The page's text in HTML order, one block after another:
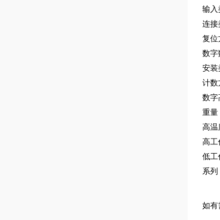
输入
连接
复位
数字
安装
计数
数字
重量
高温
高工
低工
系列
如有